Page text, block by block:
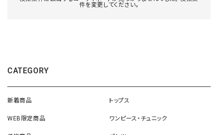
件を変更してください。
CATEGORY
新着商品
WEB限定商品
トップス
ワンピース・チュニック